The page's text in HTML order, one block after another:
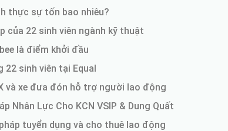
thực sự tốn bao nhiêu?
của 22 sinh viên ngành kỹ thuật
là điểm khởi đầu
22 sinh viên tại Equal
và xe đưa đón hỗ trợ người lao động
Nhân Lực Cho KCN VSIP & Dung Quất
tuyển dụng và cho thuê lao động